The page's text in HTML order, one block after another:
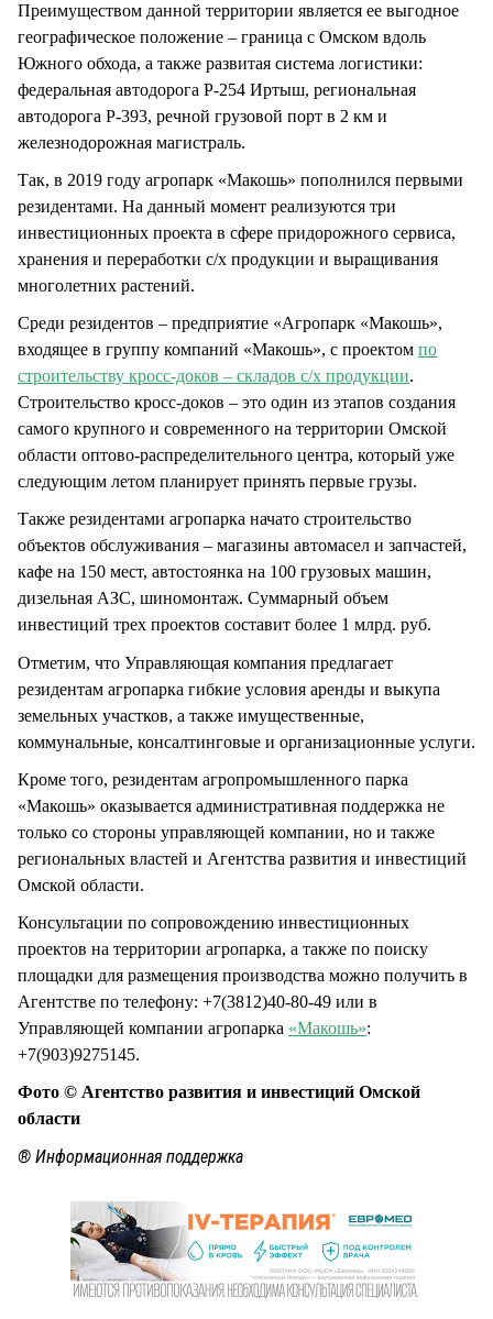
Преимуществом данной территории является ее выгодное
географическое положение – граница с Омском вдоль
Южного обхода, а также развитая система логистики:
федеральная автодорога Р-254 Иртыш, региональная
автодорога Р-393, речной грузовой порт в 2 км и
железнодорожная магистраль.
Так, в 2019 году агропарк «Макошь» пополнился первыми
резидентами. На данный момент реализуются три
инвестиционных проекта в сфере придорожного сервиса,
хранения и переработки с/х продукции и выращивания
многолетних растений.
Среди резидентов – предприятие «Агропарк «Макошь»,
входящее в группу компаний «Макошь», с проектом по
строительству кросс-доков – складов с/х продукции.
Строительство кросс-доков – это один из этапов создания
самого крупного и современного на территории Омской
области оптово-распределительного центра, который уже
следующим летом планирует принять первые грузы.
Также резидентами агропарка начато строительство
объектов обслуживания – магазины автомасел и запчастей,
кафе на 150 мест, автостоянка на 100 грузовых машин,
дизельная АЗС, шиномонтаж. Суммарный объем
инвестиций трех проектов составит более 1 млрд. руб.
Отметим, что Управляющая компания предлагает
резидентам агропарка гибкие условия аренды и выкупа
земельных участков, а также имущественные,
коммунальные, консалтинговые и организационные услуги.
Кроме того, резидентам агропромышленного парка
«Макошь» оказывается административная поддержка не
только со стороны управляющей компании, но и также
региональных властей и Агентства развития и инвестиций
Омской области.
Консультации по сопровождению инвестиционных
проектов на территории агропарка, а также по поиску
площадки для размещения производства можно получить в
Агентстве по телефону: +7(3812)40-80-49 или в
Управляющей компании агропарка «Макошь»:
+7(903)9275145.
Фото © Агентство развития и инвестиций Омской
области
® Информационная поддержка